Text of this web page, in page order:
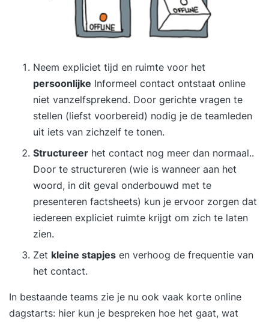
Neem expliciet tijd en ruimte voor het
persoonlijke Informeel contact ontstaat online
niet vanzelfsprekend. Door gerichte vragen te
stellen (liefst voorbereid) nodig je de teamleden
uit iets van zichzelf te tonen.
Structureer het contact nog meer dan normaal..
Door te structureren (wie is wanneer aan het
woord, in dit geval onderbouwd met te
presenteren factsheets) kun je ervoor zorgen dat
iedereen expliciet ruimte krijgt om zich te laten
zien.
Zet kleine stapjes en verhoog de frequentie van
het contact.
In bestaande teams zie je nu ook vaak korte online
dagstarts: hier kun je bespreken hoe het gaat, wat